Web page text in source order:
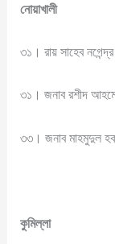
নোয়াখালী
৩১। রায় সাহেব
৩১। জনাব রশীদ
৩৩। জনাব মাহমুদুল
কুমিল্লা